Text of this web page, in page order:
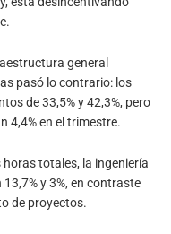
general
pasó lo contrario: los
de 33,5% y 42,3%, pero
4,4% en el trimestre.
horas totales, la ingeniería
y 3%, en contraste
de proyectos.